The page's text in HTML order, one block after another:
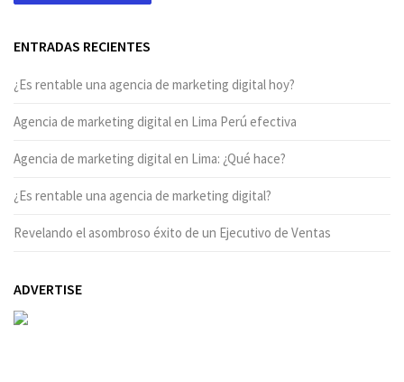
ENTRADAS RECIENTES
¿Es rentable una agencia de marketing digital hoy?
Agencia de marketing digital en Lima Perú efectiva
Agencia de marketing digital en Lima: ¿Qué hace?
¿Es rentable una agencia de marketing digital?
Revelando el asombroso éxito de un Ejecutivo de Ventas
ADVERTISE